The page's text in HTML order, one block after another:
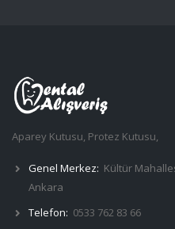
Aparey Kutusu, Protez Kutusu,
Genel Merkez: Kültür
Ankara
Telefon: 0533 762 83 66